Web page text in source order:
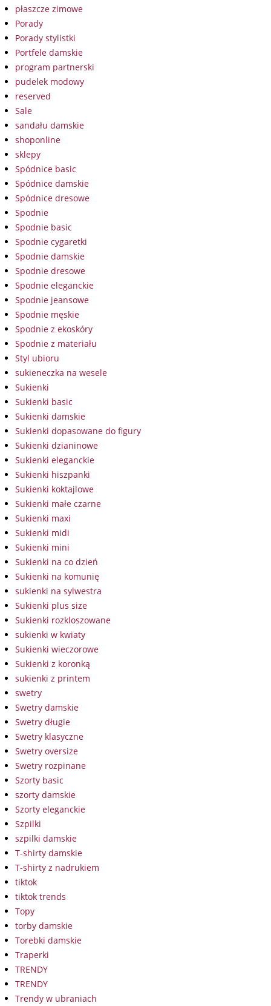
płaszcze zimowe
Porady
Porady stylistki
Portfele damskie
program partnerski
pudelek modowy
reserved
Sale
sandału damskie
shoponline
sklepy
Spódnice basic
Spódnice damskie
Spódnice dresowe
Spodnie
Spodnie basic
Spodnie cygaretki
Spodnie damskie
Spodnie dresowe
Spodnie eleganckie
Spodnie jeansowe
Spodnie męskie
Spodnie z ekoskóry
Spodnie z materiału
Styl ubioru
sukieneczka na wesele
Sukienki
Sukienki basic
Sukienki damskie
Sukienki dopasowane do figury
Sukienki dzianinowe
Sukienki eleganckie
Sukienki hiszpanki
Sukienki koktajlowe
Sukienki małe czarne
Sukienki maxi
Sukienki midi
Sukienki mini
Sukienki na co dzień
Sukienki na komunię
sukienki na sylwestra
Sukienki plus size
Sukienki rozkloszowane
sukienki w kwiaty
Sukienki wieczorowe
Sukienki z koronką
sukienki z printem
swetry
Swetry damskie
Swetry długie
Swetry klasyczne
Swetry oversize
Swetry rozpinane
Szorty basic
szorty damskie
Szorty eleganckie
Szpilki
szpilki damskie
T-shirty damskie
T-shirty z nadrukiem
tiktok
tiktok trends
Topy
torby damskie
Torebki damskie
Traperki
TRENDY
TRENDY
Trendy w ubraniach